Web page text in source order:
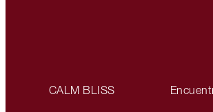
CALM BLISS